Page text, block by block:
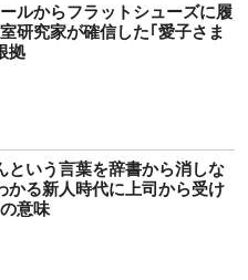
ルからフラットシューズに履
研究家が確信した｢愛子さま
拠
という言葉を辞書から消しな
かる新人時代に上司から受け
意味